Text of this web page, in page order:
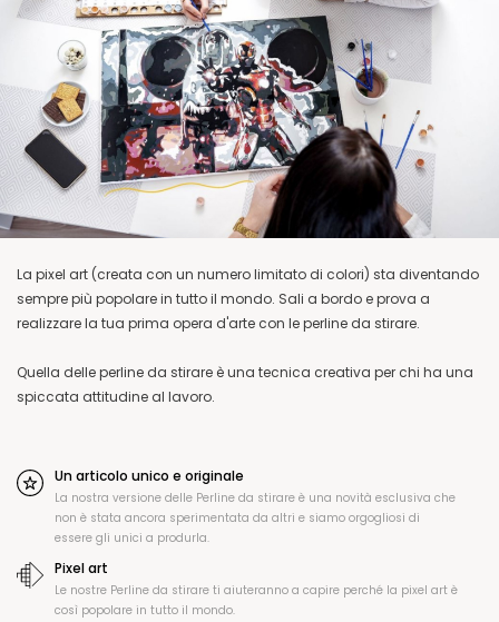
La pixel art (creata con un numero limitato di colori) sta diventando
sempre più popolare in tutto il mondo. Sali a bordo e prova a
realizzare la tua prima opera d'arte con le perline da stirare.
Quella delle perline da stirare è una tecnica creativa per chi ha una
spiccata attitudine al lavoro.
Un articolo unico e originale
La nostra versione delle Perline da stirare è una novità esclusiva che
non è stata ancora sperimentata da altri e siamo orgogliosi di
essere gli unici a produrla.
Pixel art
Le nostre Perline da stirare ti aiuteranno a capire perché la pixel art è
così popolare in tutto il mondo.